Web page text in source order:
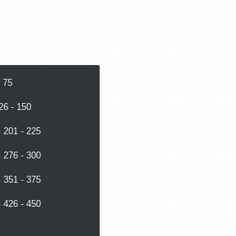
75
- 150
201 - 225
276 - 300
351 - 375
426 - 450